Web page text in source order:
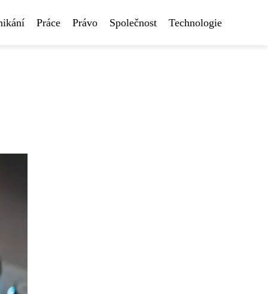
Práce Právo Společnost Technologie